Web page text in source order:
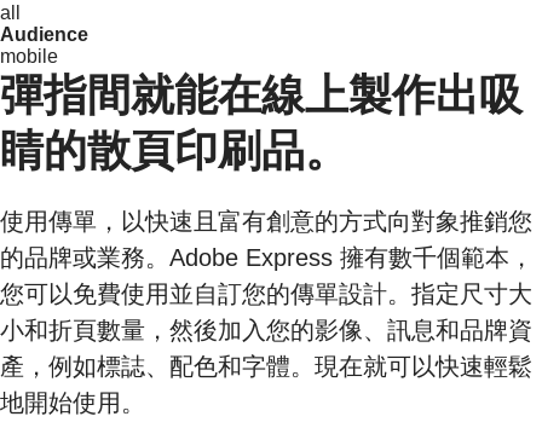
all
Audience
mobile
彈指間就能在線上製作出吸
睛的散頁印刷品。
使用傳單，以快速且富有創意的方式向對象推銷您
的品牌或業務。Adobe Express 擁有數千個範本，
您可以免費使用並自訂您的傳單設計。指定尺寸大
小和折頁數量，然後加入您的影像、訊息和品牌資
產，例如標誌、配色和字體。現在就可以快速輕鬆
地開始使用。